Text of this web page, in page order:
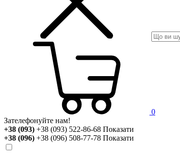
0
Зателефонуйте нам!
+38 (093) +38 (093) 522-86-68 Показати
+38 (096) +38 (096) 508-77-78 Показати